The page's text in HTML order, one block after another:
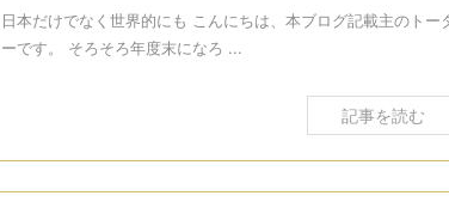
日本だけでなく世界的にも こんにちは、本ブログ記載主のトー
ーです。 そろそろ年度末になろ ...
記事を読む